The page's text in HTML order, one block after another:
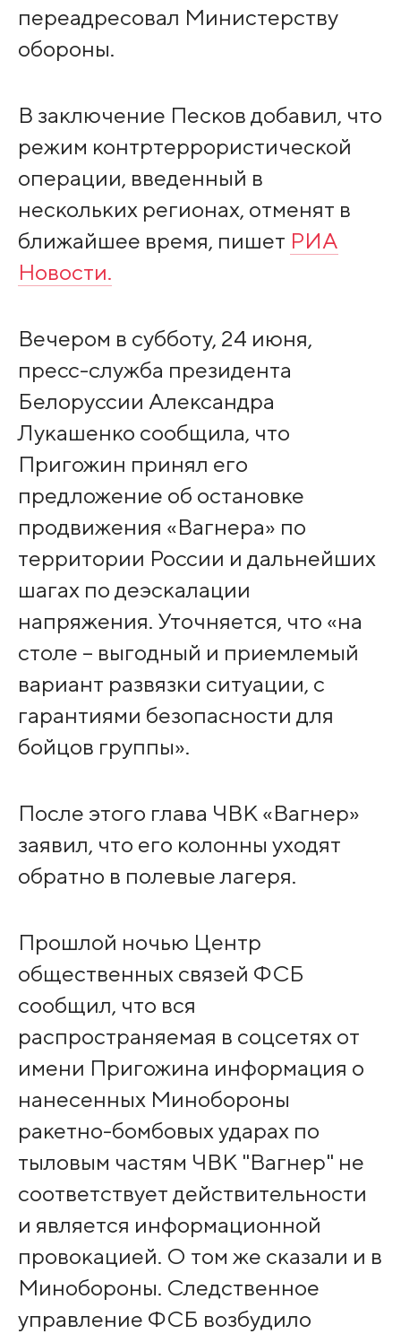
переадресовал Министерству
обороны.
В заключение Песков добавил, что
режим контртеррористической
операции, введенный в
нескольких регионах, отменят в
ближайшее время, пишет РИА
Новости.
Вечером в субботу, 24 июня,
пресс-служба президента
Белоруссии Александра
Лукашенко сообщила, что
Пригожин принял его
предложение об остановке
продвижения «Вагнера» по
территории России и дальнейших
шагах по деэскалации
напряжения. Уточняется, что «на
столе – выгодный и приемлемый
вариант развязки ситуации, с
гарантиями безопасности для
бойцов группы».
После этого глава ЧВК «Вагнер»
заявил, что его колонны уходят
обратно в полевые лагеря.
Прошлой ночью Центр
общественных связей ФСБ
сообщил, что вся
распространяемая в соцсетях от
имени Пригожина информация о
нанесенных Минобороны
ракетно-бомбовых ударах по
тыловым частям ЧВК "Вагнер" не
соответствует действительности
и является информационной
провокацией. О том же сказали и в
Минобороны. Следственное
управление ФСБ возбудило